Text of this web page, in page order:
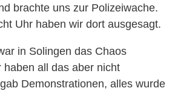
brachte uns zur Polizeiwache.
Uhr haben wir dort ausgesagt.
in Solingen das Chaos
haben all das aber nicht
Demonstrationen, alles wurde